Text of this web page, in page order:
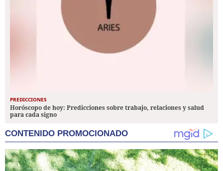
PREDICCIONES
Horóscopo de hoy: Predicciones sobre trabajo, relaciones y salud
para cada signo
CONTENIDO PROMOCIONADO